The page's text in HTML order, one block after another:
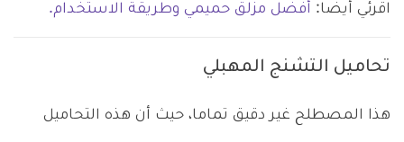
اقرئي أيضا: أفضل مزلق حميمي وطريقة الاستخدام.
تحاميل التشنج المهبلي
هذا المصطلح غير دقيق تماما، حيث أن هذه التحاميل